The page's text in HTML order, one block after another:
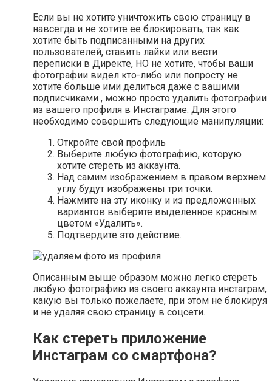
Если вы не хотите уничтожить свою страницу в
навсегда и не хотите ее блокировать, так как
хотите быть подписанными на других
пользователей, ставить лайки или вести
переписки в Директе, НО не хотите, чтобы ваши
фотографии видел кто-либо или попросту не
хотите больше ими делиться даже с вашими
подписчиками , можно просто удалить фотографии
из вашего профиля в Инстаграме. Для этого
необходимо совершить следующие манипуляции:
Откройте свой профиль
Выберите любую фотографию, которую
хотите стереть из аккаунта.
Над самим изображением в правом верхнем
углу будут изображены три точки.
Нажмите на эту иконку и из предложенных
вариантов выберите выделенное красным
цветом «Удалить».
Подтвердите это действие.
Описанным выше образом можно легко стереть
любую фотографию из своего аккаунта инстаграм,
какую вы только пожелаете, при этом не блокируя
и не удаляя свою страницу в соцсети.
Как стереть приложение
Инстаграм со смартфона?